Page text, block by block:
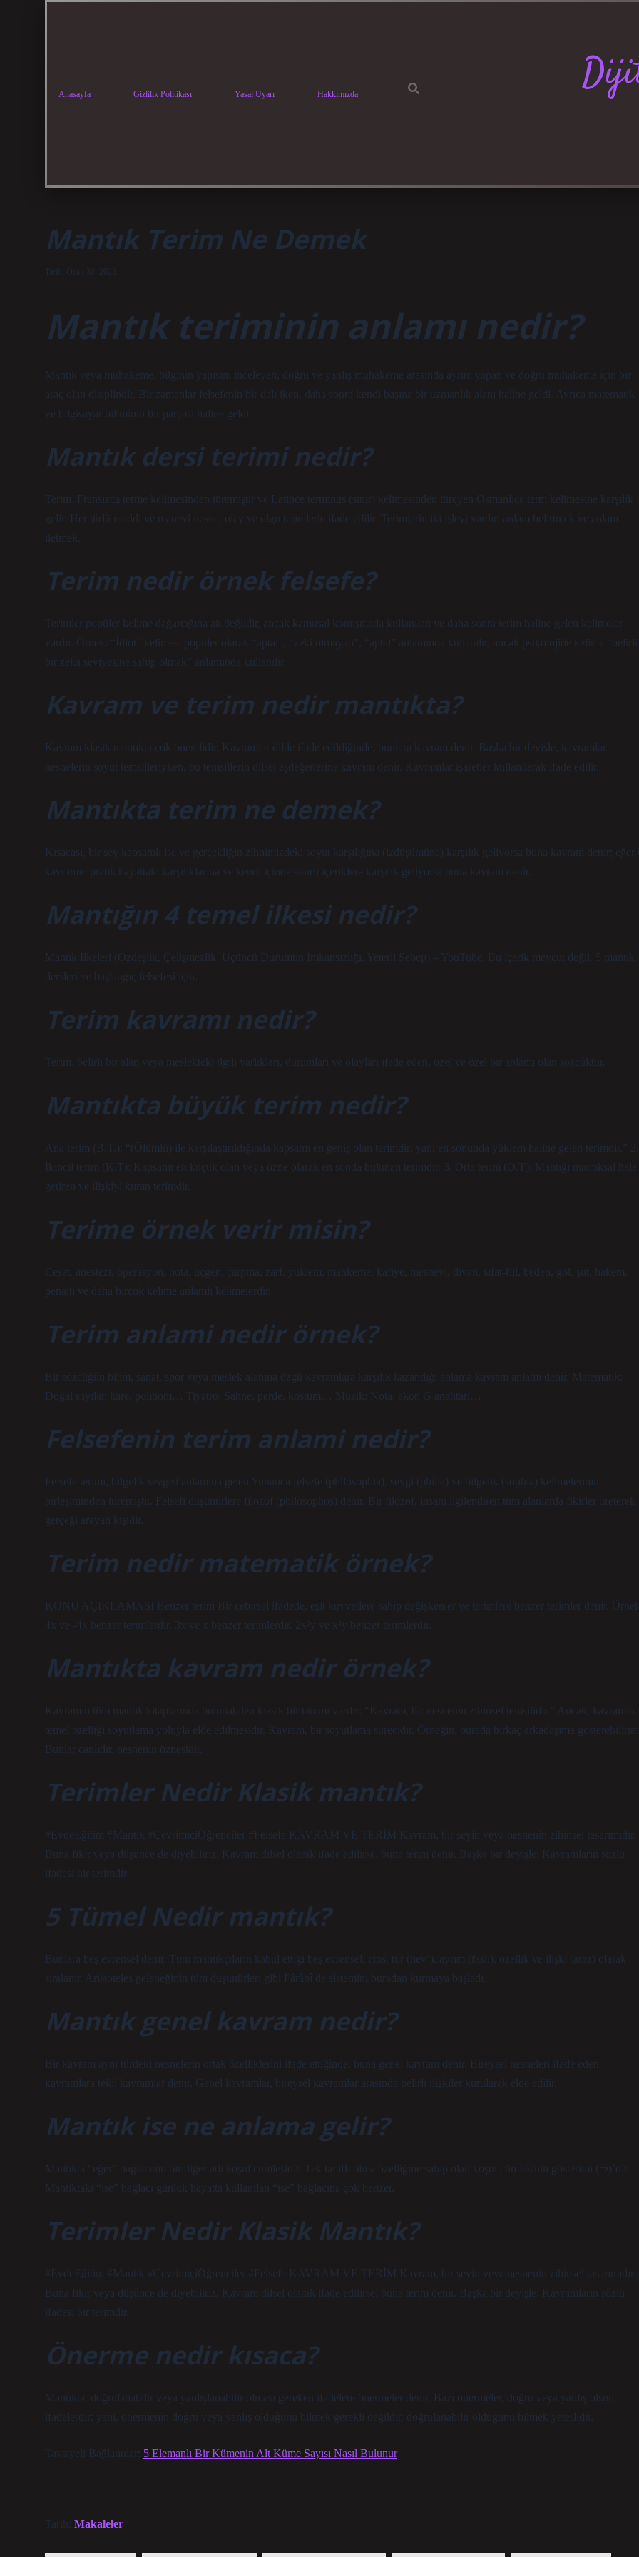
Anasayfa Gizlilik Politikası Yasal Uyarı Hakkımızda
Mantık Terim Ne Demek
Tarih: Ocak 30, 2025
Mantık teriminin anlamı nedir?
Mantık veya muhakeme, bilginin yapısını inceleyen, doğru ve yanlış muhakeme arasında ayrım yapan ve doğru muhakeme için bir
araç olan disiplindir. Bir zamanlar felsefenin bir dalı iken, daha sonra kendi başına bir uzmanlık alanı haline geldi. Ayrıca matematik
ve bilgisayar biliminin bir parçası haline geldi.
Mantık dersi terimi nedir?
Terim, Fransızca terme kelimesinden türemiştir ve Latince terminus (sınır) kelimesinden türeyen Osmanlıca term kelimesine karşılık
gelir. Her türlü maddi ve manevi nesne, olay ve olgu terimlerle ifade edilir. Terimlerin iki işlevi vardır: anlam belirtmek ve anlam
iletmek.
Terim nedir örnek felsefe?
Terimler popüler kelime dağarcığına ait değildir, ancak kamusal konuşmada kullanılan ve daha sonra terim haline gelen kelimeler
vardır. Örnek: “İdiot” kelimesi popüler olarak “aptal”, “zeki olmayan”, “aptal” anlamında kullanılır, ancak psikolojide kelime “belirli
bir zeka seviyesine sahip olmak” anlamında kullanılır.
Kavram ve terim nedir mantıkta?
Kavram klasik mantıkta çok önemlidir. Kavramlar dilde ifade edildiğinde, bunlara kavram denir. Başka bir deyişle, kavramlar
nesnelerin soyut temsilleriyken, bu temsillerin dilsel eşdeğerlerine kavram denir. Kavramlar işaretler kullanılarak ifade edilir.
Mantıkta terim ne demek?
Kısacası, bir şey kapsamlı ise ve gerçekliğin zihnimizdeki soyut karşılığına (izdüşümüne) karşılık geliyorsa buna kavram denir; eğer
kavramın pratik hayattaki karşılıklarına ve kendi içinde sınırlı içeriklere karşılık geliyorsa buna kavram denir.
Mantığın 4 temel ilkesi nedir?
Mantık İlkeleri (Özdeşlik, Çelişmezlik, Üçüncü Durumun İmkansızlığı, Yeterli Sebep) – YouTube. Bu içerik mevcut değil. 5 mantık
dersleri ve başlangıç ​​felsefesi için.
Terim kavramı nedir?
Terim, belirli bir alan veya meslekteki ilgili varlıkları, durumları ve olayları ifade eden, özel ve özel bir anlamı olan sözcüktür.
Mantıkta büyük terim nedir?
Ana terim (B.T.): “(Ölümlü) ile karşılaştırıldığında kapsamı en geniş olan terimdir; yani en sonunda yüklem haline gelen terimdir.” 2.
İkincil terim (K.T): Kapsamı en küçük olan veya özne olarak en sonda bulunan terimdir. 3. Orta terim (O.T): Mantığı mantıksal hale
getiren ve ilişkiyi kuran terimdir.
Terime örnek verir misin?
Ceset, anestezi, operasyon, nota, üçgen, çarpma, zarf, yüklem, mahkeme, kafiye, mesnevi, divan, sıfat-fiil, beden, gol, şut, hakem,
penaltı ve daha birçok kelime anlamlı kelimelerdir.
Terim anlami nedir örnek?
Bir sözcüğün bilim, sanat, spor veya meslek alanına özgü kavramlara karşılık kazandığı anlama kavram anlamı denir. Matematik:
Doğal sayılar, kare, polinom… Tiyatro: Sahne, perde, kostüm… Müzik: Nota, akor, G anahtarı…
Felsefenin terim anlami nedir?
Felsefe terimi, bilgelik sevgisi anlamına gelen Yunanca felsefe (philosophia), sevgi (philia) ve bilgelik (sophia) kelimelerinin
birleşiminden türemiştir. Felsefi düşünürlere filozof (philosophos) denir. Bir filozof, insanı ilgilendiren tüm alanlarda fikirler üreterek
gerçeği arayan kişidir.
Terim nedir matematik örnek?
KONU AÇIKLAMASI Benzer terim Bir cebirsel ifadede, eşit kuvvetlere sahip değişkenler ve terimlere benzer terimler denir.
4x ve -4x benzer terimlerdir. 3x ve x benzer terimlerdir. 2x²y ve x²y benzer terimlerdir.
Mantıkta kavram nedir örnek?
Kavramın tüm mantık kitaplarında bulunabilen klasik bir tanımı vardır: “Kavram, bir nesnenin zihinsel temsilidir.” Ancak, kavramın
temel özelliği soyutlama yoluyla elde edilmesidir. Kavram, bir soyutlama sürecidir. Örneğin, burada birkaç arkadaşıma
Bunlar canlıdır, nesnenin öznesidir.
Terimler Nedir Klasik mantık?
#EvdeEğitim #Mantık #ÇevrimiçiÖğrenciler #Felsefe KAVRAM VE TERİM Kavram, bir şeyin veya nesnenin zihinsel tasarımıdır.
Buna fikir veya düşünce de diyebiliriz. Kavram dilsel olarak ifade edilirse, buna terim denir. Başka bir deyişle: Kavramların sözlü
ifadesi bir terimdir.
5 Tümel Nedir mantık?
Bunlara beş evrensel denir. Tüm mantıkçıların kabul ettiği beş evrensel, cins, tür (nev’), ayrım (faslı), özellik ve ilişki (araz) olarak
sıralanır. Aristoteles geleneğinin tüm düşünürleri gibi Fârâbî de sistemini buradan kurmaya başladı.
Mantık genel kavram nedir?
Bir kavram aynı türdeki nesnelerin ortak özelliklerini ifade ettiğinde, buna genel kavram denir. Bireysel nesneleri ifade eden
kavramlara tekil kavramlar denir. Genel kavramlar, bireysel kavramlar arasında belirli ilişkiler kurularak elde edilir.
Mantık ise ne anlama gelir?
Mantıkta “eğer” bağlacının bir diğer adı koşul cümlesidir. Tek taraflı olma özelliğine sahip olan koşul cümlesinin gösterimi (⇒)’dir.
Mantıktaki “ise” bağlacı günlük hayatta kullanılan “ise” bağlacına çok benzer.
Terimler Nedir Klasik Mantık?
#EvdeEğitim #Mantık #ÇevrimiçiÖğrenciler #Felsefe KAVRAM VE TERİM Kavram, bir şeyin veya nesnenin zihinsel tasarımıdır.
Buna fikir veya düşünce de diyebiliriz. Kavram dilsel olarak ifade edilirse, buna terim denir. Başka bir deyişle: Kavramların sözlü
ifadesi bir terimdir.
Önerme nedir kısaca?
Mantıkta, doğrulanabilir veya yanlışlanabilir olması gereken ifadelere önermeler denir. Bazı önermeler, doğru veya yanlış olsun
ifadelerdir; yani, önermenin doğru veya yanlış olduğunu bilmek gerekli değildir, doğrulanabilir olduğunu bilmek yeterlidir.
Tavsiyeli Bağlantılar: 5 Elemanlı Bir Kümenin Alt Küme Sayısı Nasıl Bulunur
Tarih: Makaleler